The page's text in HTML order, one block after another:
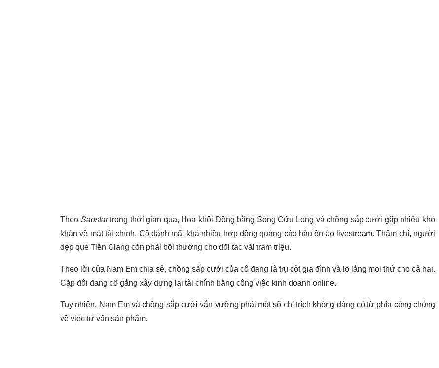
Theo Saostartrong thời gian qua, Hoa khôi Đồng bằng Sông Cửu Long và chồng sắp cưới gặp nhiều khó
khăn về mặt tài chính. Cô đánh mất khá nhiều hợp đồng quảng cáo hậu ồn ào livestream. Thậm chí, người
đẹp quê Tiền Giang còn phải bồi thường cho đối tác vài trăm triệu.
Theo lời của Nam Em chia sẻ, chồng sắp cưới của cô đang là trụ cột gia đình và lo lắng mọi thứ cho cả hai.
Cặp đôi đang cố gắng xây dựng lại tài chính bằng công việc kinh doanh online.
Tuy nhiên, Nam Em và chồng sắp cưới vẫn vướng phải một số chỉ trích không đáng có từ phía công chúng
về việc tư vấn sản phẩm.